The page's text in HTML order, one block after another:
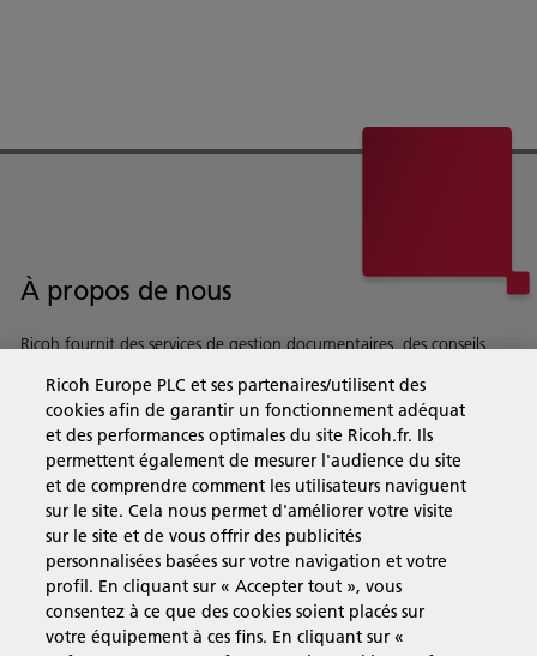
À propos de nous
Ricoh fournit des services de gestion documentaires, des conseils,
En savoir plus sur notre histoire et ce que nous faisons
Solutions pour les entreprises
Produits et Services
Ricoh Europe PLC et ses partenaires/utilisent des
cookies afin de garantir un fonctionnement adéquat
et des performances optimales du site Ricoh.fr. Ils
permettent également de mesurer l'audience du site
et de comprendre comment les utilisateurs naviguent
sur le site. Cela nous permet d'améliorer votre visite
sur le site et de vous offrir des publicités
personnalisées basées sur votre navigation et votre
profil. En cliquant sur « Accepter tout », vous
consentez à ce que des cookies soient placés sur
votre équipement à ces fins. En cliquant sur «